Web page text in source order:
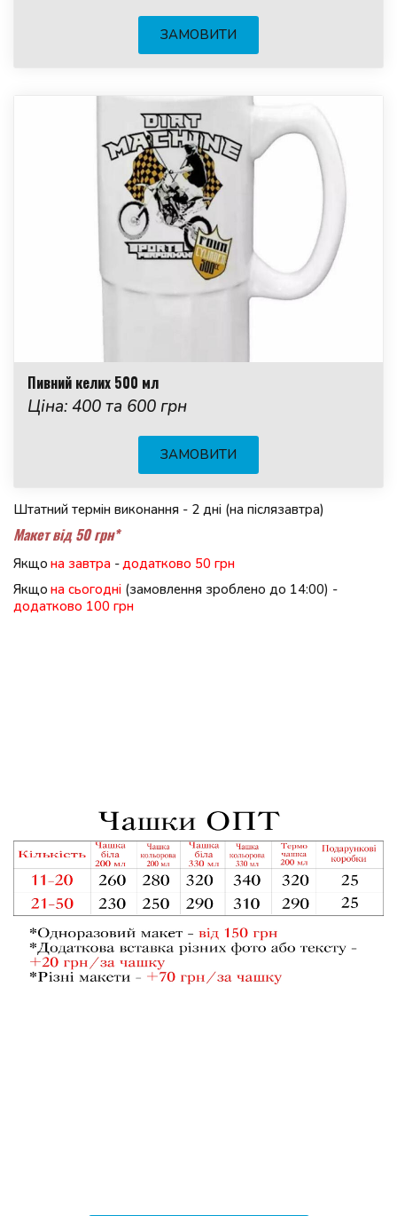
ЗАМОВИТИ
Пивний келих 500 мл
Ціна: 400 та 600 грн
ЗАМОВИТИ
Штатний термін виконання - 2 дні (на післязавтра)
Макет від 50 грн*
Якщо на завтра - додатково 50 грн
Якщо на сьогодні
(замовлення зроблено до 14:00) -
додатково 100 грн